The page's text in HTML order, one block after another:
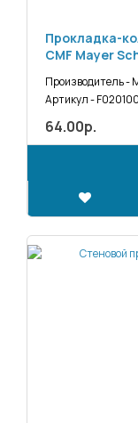
Прокладка-
CMF Mayer
Производитель -
Артикул -
64.00р.